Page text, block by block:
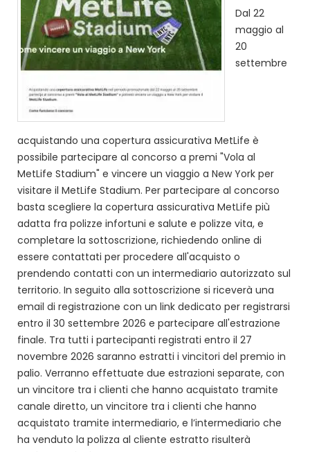
Dal 22
maggio al
20
settembre
acquistando una copertura assicurativa MetLife è
possibile partecipare al concorso a premi "Vola al
MetLife Stadium" e vincere un viaggio a New York per
visitare il MetLife Stadium. Per partecipare al concorso
basta scegliere la copertura assicurativa MetLife più
adatta fra polizze infortuni e salute e polizze vita, e
completare la sottoscrizione, richiedendo online di
essere contattati per procedere all'acquisto o
prendendo contatti con un intermediario autorizzato sul
territorio. In seguito alla sottoscrizione si riceverà una
email di registrazione con un link dedicato per registrarsi
entro il 30 settembre 2026 e partecipare all'estrazione
finale. Tra tutti i partecipanti registrati entro il 27
novembre 2026 saranno estratti i vincitori del premio in
palio. Verranno effettuate due estrazioni separate, con
un vincitore tra i clienti che hanno acquistato tramite
canale diretto, un vincitore tra i clienti che hanno
acquistato tramite intermediario, e l’intermediario che
ha venduto la polizza al cliente estratto risulterà